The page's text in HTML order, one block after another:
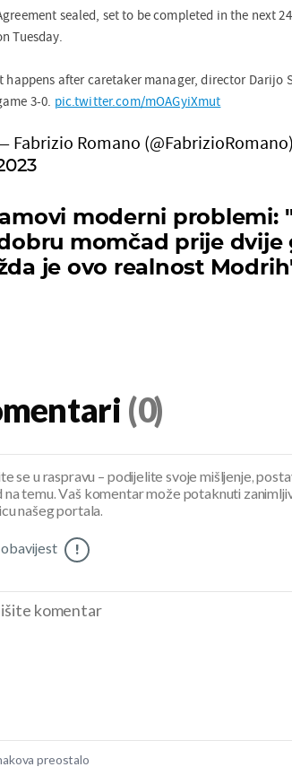
sealed, set to be completed in the next
Tuesday.
happens after caretaker manager, director Darijo
3-0. pic.twitter.com/mOAGyiXmut
Fabrizio Romano (@FabrizioRomano)
moderni problemi:
momčad prije dvije
je ovo realnost
(0)
se u raspravu – podijelite svoje mišljenje,
na temu. Vaš komentar može potaknuti
našeg portala.
!
preostalo